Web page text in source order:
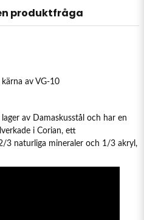
produktfråga
av VG-10
av Damaskusstål och har en
i Corian, ett
3 naturliga mineraler och 1/3 akryl,